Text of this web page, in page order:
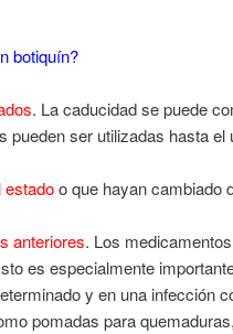
botiquín?
. La caducidad se puede
pueden ser utilizadas hasta
estadoo que hayan cambiado
anteriores. Los
es especialmente
y en una infección
pomadas para